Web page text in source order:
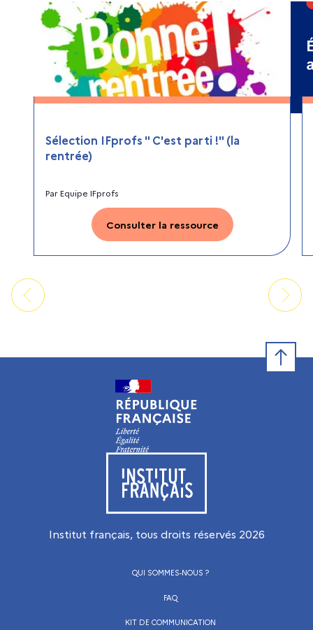
Sélection IFprofs " C'est parti !" (la
rentrée)
ParEquipe IFprofs
Consulter la ressource
Visiter le site de l’Institut français
Institut français, tous droits réservés 2026
QUI SOMMES-NOUS ?
FAQ
KIT DE COMMUNICATION